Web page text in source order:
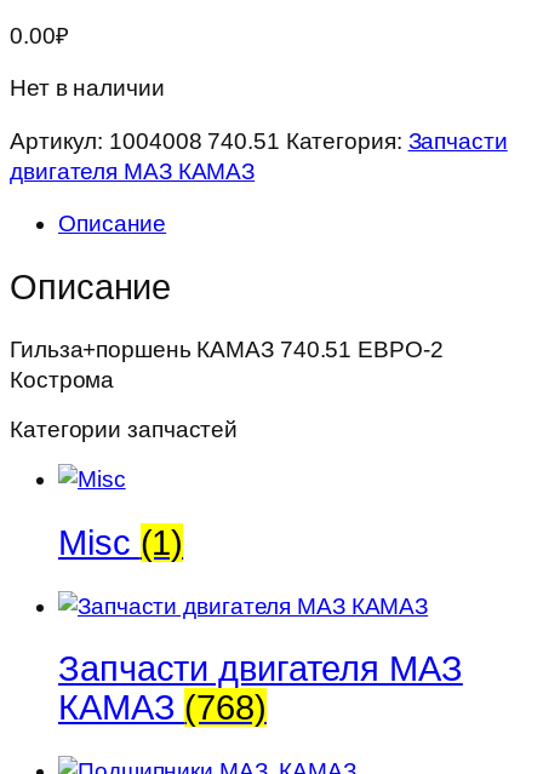
0.00₽
Нет в наличии
Артикул: 1004008 740.51 Категория: Запчасти
двигателя МАЗ КАМАЗ
Описание
Описание
Гильза+поршень КАМАЗ 740.51 ЕВРО-2
Кострома
Категории запчастей
Misc (1)
Запчасти двигателя МАЗ
КАМАЗ (768)